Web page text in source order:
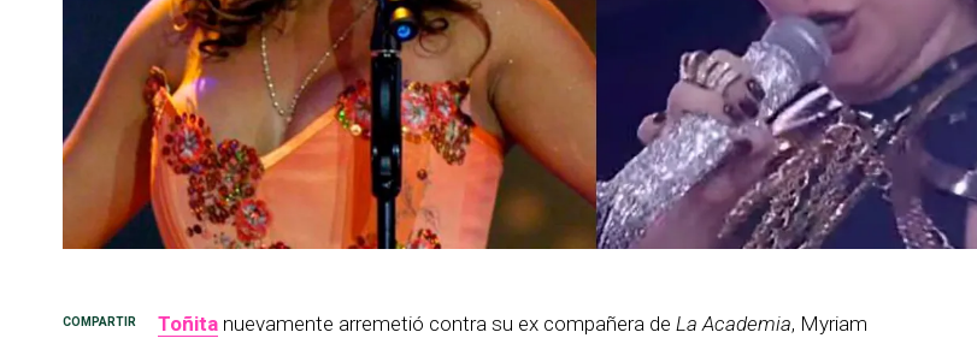
Toñita nuevamente arremetió contra su ex compañera de La Academia, Myriam